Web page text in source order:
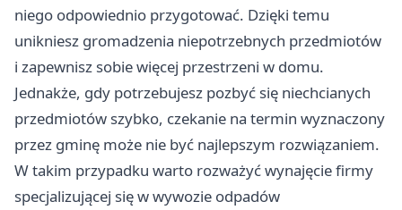
niego odpowiednio przygotować. Dzięki temu
unikniesz gromadzenia niepotrzebnych przedmiotów
i zapewnisz sobie więcej przestrzeni w domu.
Jednakże, gdy potrzebujesz pozbyć się niechcianych
przedmiotów szybko, czekanie na termin wyznaczony
przez gminę może nie być najlepszym rozwiązaniem.
W takim przypadku warto rozważyć wynajęcie firmy
specjalizującej się w wywozie odpadów